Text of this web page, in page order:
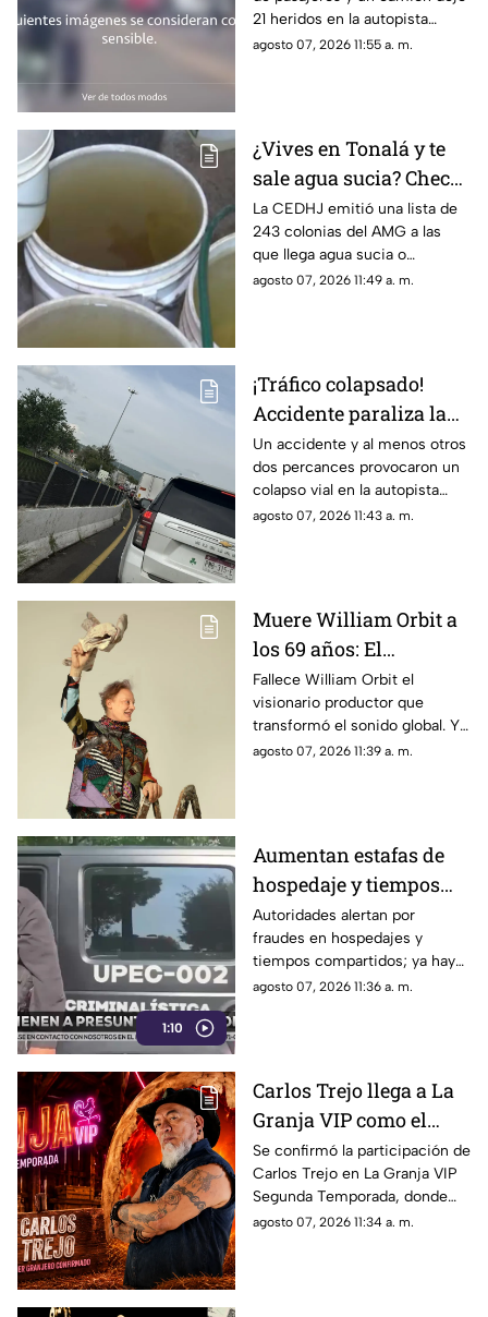
Tlaxco-Tejocotal
21 heridos en la autopista
Tlaxco-Tejocotal; dos
agosto 07, 2026 11:55 a. m.
¿Vives en Tonalá y te
sale agua sucia? Checa
si tu colonia entra en el
descuento del SIAPA
La CEDHJ emitió una lista de
243 colonias del AMG a las
que llega agua sucia o
maloliente; estas son las
agosto 07, 2026 11:49 a. m.
¡Tráfico colapsado!
Accidente paraliza la
autopista Guadalajara-
Zapotlanejo HOY
Un accidente y al menos otros
dos percances provocaron un
colapso vial en la autopista
Guadalajara-Zapotlanejo; hay
agosto 07, 2026 11:43 a. m.
Muere William Orbit a
los 69 años: El
legendario genio
musical que reinventó
a Madonna y Blur
Fallece William Orbit el
visionario productor que
transformó el sonido global. Y
este es un repaso por sus 12
agosto 07, 2026 11:39 a. m.
1:10
Aumentan estafas de
hospedaje y tiempos
compartidos en Jalisco
Autoridades alertan por
fraudes en hospedajes y
tiempos compartidos; ya hay
un detenido y decenas de
agosto 07, 2026 11:36 a. m.
Carlos Trejo llega a La
Granja VIP como el
primer participante
confirmado
Se confirmó la participación de
Carlos Trejo en La Granja VIP
Segunda Temporada, donde
pondrá a prueba sus
agosto 07, 2026 11:34 a. m.